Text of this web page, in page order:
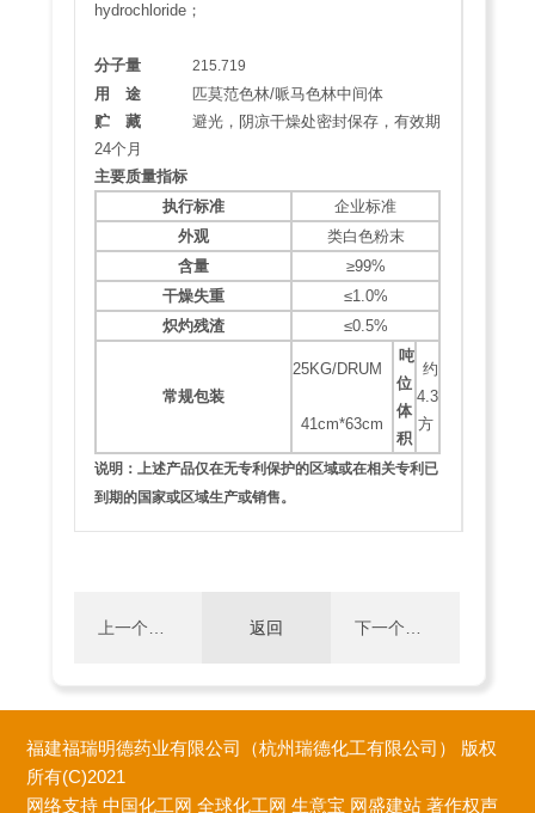
hydrochloride ；
分子量 215.719
用 途 匹莫范色林/哌马色林中间体
贮 藏 避光，阴凉干燥处密封保存，有效期
24个月
主要质量指标
执行标准
企业标准
外观
类白色粉末
含量
≥99%
干燥失重
≤1.0%
炽灼残渣
≤0.5%
常规包装
25KG/DRUM
41cm*63cm
吨
位
体
积
约
4.3
方
说明：上述产品仅在无专利保护的区域或在相关专利已
到期的国家或区域生产或销售。
上一个：
代-1,4-二
返回 下一个：
福建福瑞明德药业有限公司（杭州瑞德化工有限公司） 版权
所有(C)2021
网络支持 中国化工网 全球化工网 生意宝 网盛建站 著作权声